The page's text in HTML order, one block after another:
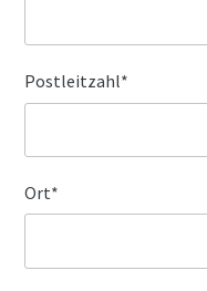
Postleitzahl*
Ort*